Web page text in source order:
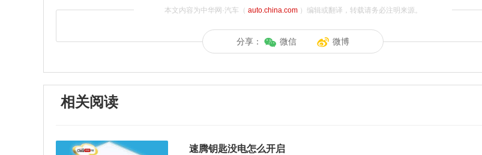
本文内容为中华网·汽车（ auto.china.com）编辑或翻译，转载请务必注明来源。
分享： 微信 微博
相关阅读
速腾钥匙没电怎么开启